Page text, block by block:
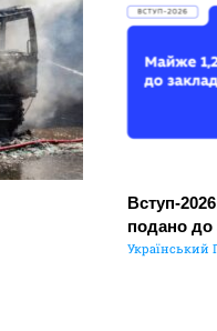
Вступ-
подано до
Український